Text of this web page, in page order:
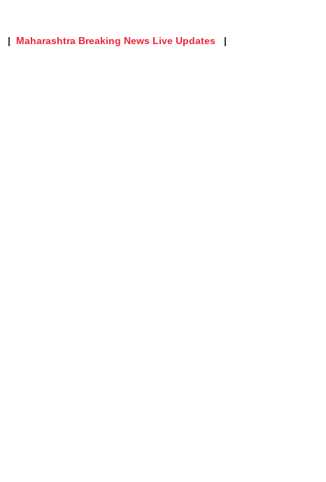
Maharashtra Breaking News Live Updates